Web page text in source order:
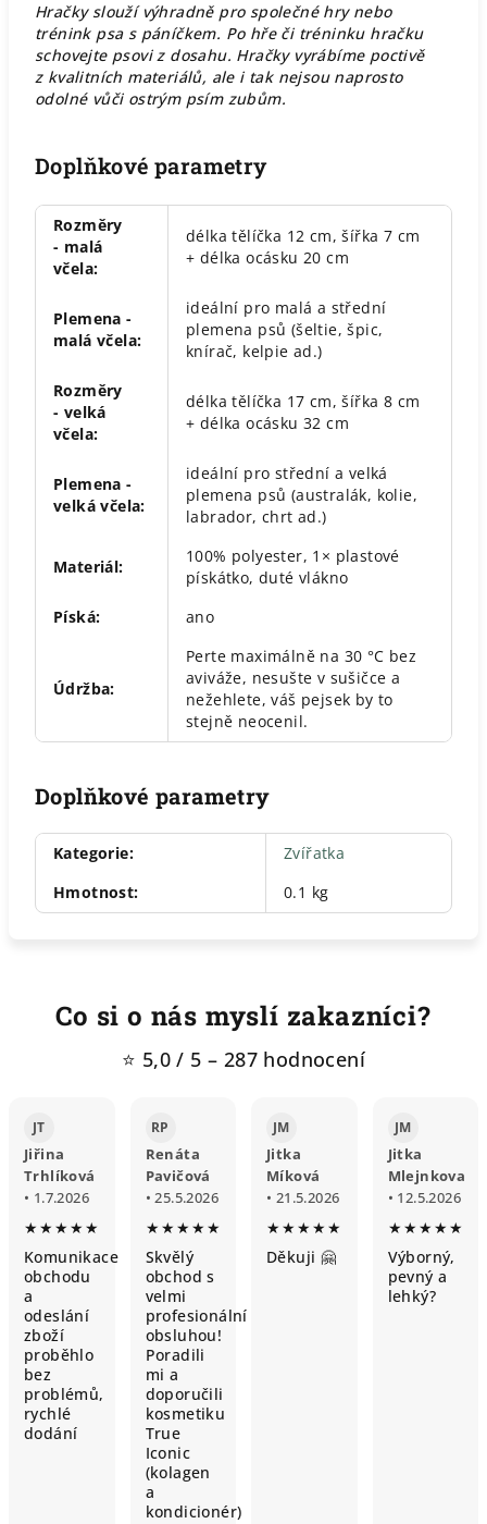
Hračky slouží výhradně pro společné hry nebo
trénink psa s páníčkem. Po hře či tréninku hračku
schovejte psovi z dosahu. Hračky vyrábíme poctivě
z kvalitních materiálů, ale i tak nejsou naprosto
odolné vůči ostrým psím zubům.
Doplňkové parametry
Rozměry
- malá
včela:
délka tělíčka 12 cm, šířka 7 cm
+ délka ocásku 20 cm
Plemena -
malá včela:
ideální pro malá a střední
plemena psů (šeltie, špic,
knírač, kelpie ad.)
Rozměry
- velká
včela:
délka tělíčka 17 cm, šířka 8 cm
+ délka ocásku 32 cm
Plemena -
velká včela:
ideální pro střední a velká
plemena psů (australák, kolie,
labrador, chrt ad.)
Materiál:
100% polyester, 1× plastové
pískátko, duté vlákno
Píská: ano
Údržba:
Perte maximálně na 30 °C bez
aviváže, nesušte v sušičce a
nežehlete, váš pejsek by to
stejně neocenil.
Doplňkové parametry
Kategorie:
Zvířatka
Hmotnost: 0.1 kg
Co si o nás myslí zakazníci?
⭐ 5,0 / 5 – 287 hodnocení
JT
Jiřina
Trhlíková
• 1.7.2026
★★★★★
Komunikace
obchodu
a
odeslání
zboží
proběhlo
bez
problémů,
rychlé
dodání
RP
Renáta
Pavičová
• 25.5.2026
★★★★★
Skvělý
obchod s
velmi
profesionální
obsluhou!
Poradili
mi a
doporučili
kosmetiku
True
Iconic
(kolagen
a
kondicionér)
JM
Jitka
Míková
• 21.5.2026
★★★★★
Děkuji 🤗
JM
Jitka
Mlejnkova
• 12.5.2026
★★★★★
Výborný,
pevný a
lehký?